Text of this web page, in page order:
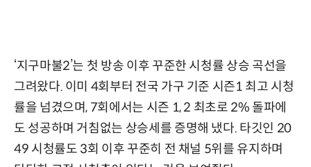
‘지구마불2’는 첫 방송 이후 꾸준한 시청률 상승 곡선을
그려왔다. 이미 4회부터 전국 가구 기준 시즌1 최고 시청
률을 넘겼으며, 7회에서는 시즌 1, 2 최초로 2% 돌파에
도 성공하며 거침없는 상승세를 증명해 냈다. 타깃인 20
49 시청률도 3회 이후 꾸준히 전 채널 5위를 유지하며